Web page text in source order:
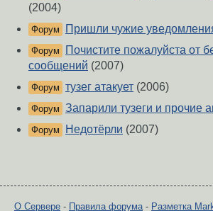
(2004)
Форум Пришли чужие
Форум
Почистите пожалуйста от
сообщений (2007)
Форум тузег атакует (2006)
Форум Запарили тузеги и прочие
Форум Недотёрли (2007)
О Сервере - Правила форума- Разметка